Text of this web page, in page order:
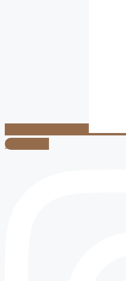
Instagram